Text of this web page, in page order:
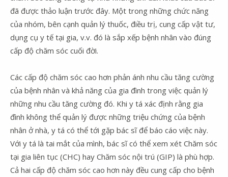
đã được thảo luận trước đây. Một trong những chức năng
của nhóm, bên cạnh quản lý thuốc, điều trị, cung cấp vật tư,
dụng cụ y tế tại gia, v.v. đó là sắp xếp bệnh nhân vào đúng
cấp độ chăm sóc cuối đời.
Các cấp độ chăm sóc cao hơn phản ánh nhu cầu tăng cường
của bệnh nhân và khả năng của gia đình trong việc quản lý
những nhu cầu tăng cường đó. Khi y tá xác định rằng gia
đình không thể quản lý được những triệu chứng của bệnh
nhân ở nhà, y tá có thể tới gặp bác sĩ để báo cáo việc này.
Với y tá là tai mắt của mình, bác sĩ có thể xem xét Chăm sóc
tại gia liên tục (CHC) hay Chăm sóc nội trú (GIP) là phù hợp.
Cả hai cấp độ chăm sóc cao hơn này đều cung cấp cho bệnh